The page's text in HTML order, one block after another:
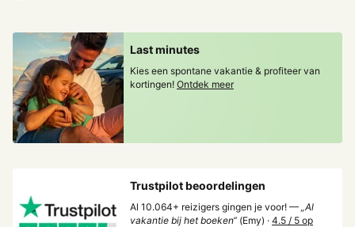
Last minutes
Kies een spontane vakantie & profiteer van
kortingen! Ontdek meer
Trustpilot beoordelingen
Al 10.064+ reizigers gingen je voor! — „Al
vakantie bij het boeken“ (Emy) · 4.5 / 5 op